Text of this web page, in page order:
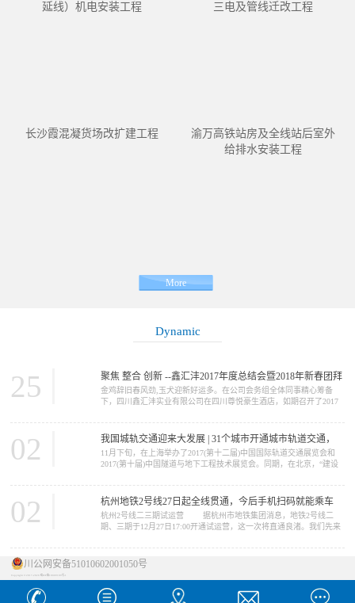
延线）机电安装工程
三电及管线迁改工程
长沙霞混凝货场改扩建工程
渝万高铁站房及全线站后室外
给排水安装工程
More
Dynamic
聚焦 整合 创新 --鑫汇沣2017年度总结会暨2018年新春团拜
会
25
金鸡辞旧春风劲,玉犬迎新好运多。在公司会务组全体同事精心筹备
下，四川鑫汇沣实业有限公司在四川尊悦豪生酒店，如期召开了2017
到合影留念。 下午1点半，公司董事长赵丕强携公司全体高管出
席了总结会，来自西北、西南、华东、华南、三北区域事业部，以及
集团职能部门的全体员工150余人参加了此...
我国城轨交通迎来大发展 | 31个城市开通城市轨道交通，
总里程近4000公里
02
11月下旬，在上海举办了2017(第十二届)中国国际轨道交通展览会和
2017(第十届)中国隧道与地下工程技术展览会。同期，在北京，“建设
会和论坛，都发出一个信号：我国城市轨道交通的发展，正进入一个
发展极为迅速的时期。【城轨大发展】 在座谈会上，中国城市轨
道...
杭州地铁2号线27日起全线贯通，今后手机扫码就能乘车
02
杭州2号线二三期试运营 据杭州市地铁集团消息，地铁2号线二
期、三期于12月27日17:00开通试运营，这一次将直通良渚。我们先来
三射”中的主轴，全线起...
川公网安备51010602001050号
Copyright © 2017-2020 蜀ICP备18009189号-1